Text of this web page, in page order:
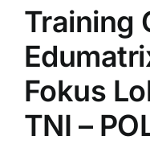
Training
Fokus
TNI –